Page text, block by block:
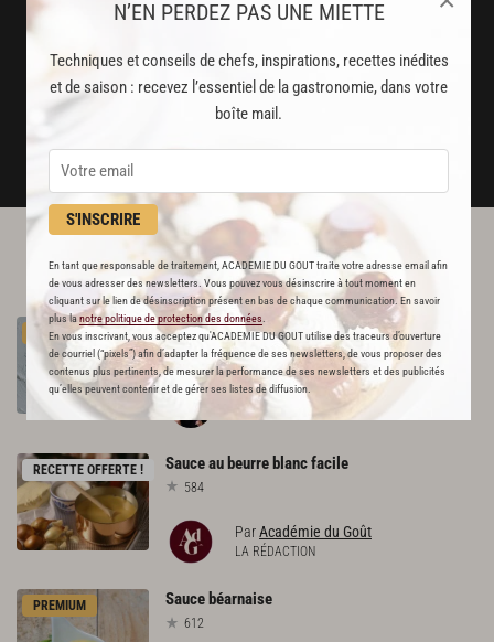
N’EN PERDEZ PAS UNE MIETTE
Techniques et conseils de chefs, inspirations, recettes inédites
et de saison : recevez l’essentiel de la gastronomie, dans votre
boîte mail.
S'INSCRIRE
En tant que responsable de traitement, ACADEMIE DU GOUT traite votre adresse email afin
de vous adresser des newsletters. Vous pouvez vous désinscrire à tout moment en
cliquant sur le lien de désinscription présent en bas de chaque communication. En savoir
plus lanotre politique de protection des données
En vous inscrivant, vous acceptez qu'ACADEMIE DU GOUT utilise des traceurs d’ouverture
de courriel (“pixels”) afin d’adapter la fréquence de ses newsletters, de vous proposer des
contenus plus pertinents, de mesurer la performance de ses newsletters et des publicités
qu’elles peuvent contenir et de gérer ses listes de diffusion.
Stop pub
un service garanti sans publicité
JE M'ABONNE
DÉJÀ ABONNÉ(E) ? JE ME CONNECTE
L'ACADÉMIE DU GOÛT VOUS
RECOMMANDE
PREMIUM Pâtesucrée
548
ParCédric Grolet
CHEF PÂTISSIER
RECETTE OFFERTE ! Sauceau beurre blancfacile
584
ParAcadémie du Goût
LA RÉDACTION
PREMIUM Sauce béarnaise
612